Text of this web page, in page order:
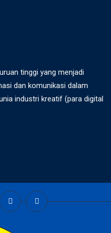
tinggi yang menjadi
dan komunikasi dalam
industri kreatif (para digital